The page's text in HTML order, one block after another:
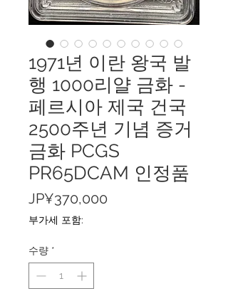
1971년 이란 왕국 발
행 1000리얄 금화 -
페르시아 제국 건국
2500주년 기념 증거
금화 PCGS
PR65DCAM 인정품
JP¥370,000
부가세 포함:
수량 *